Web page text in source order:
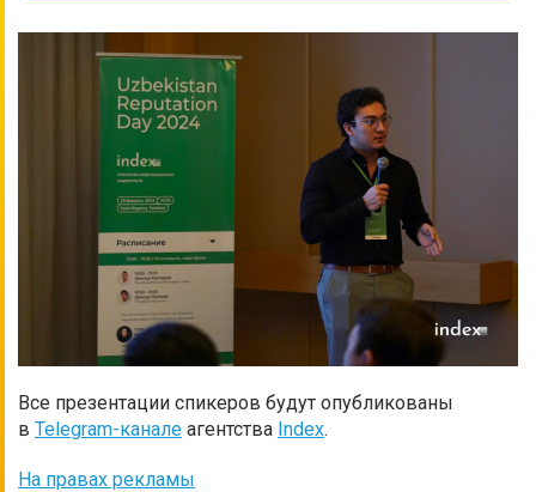
Все презентации спикеров будут опубликованы
в Telegram-канале агентства Index.
На правах рекламы